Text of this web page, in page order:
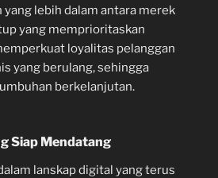
lebih dalam antara merek
yang memprioritaskan
loyalitas pelanggan
yang berulang, sehingga
berkelanjutan.
Siap Mendatang
lanskap digital yang terus